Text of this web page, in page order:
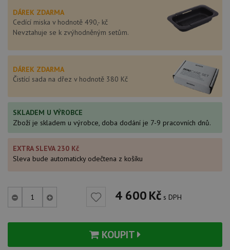
DÁREK ZDARMA
Cedící miska v hodnotě 490,- kč
Nevztahuje se k zvýhodněným setům.
DÁREK ZDARMA
Čistící sada na dřez v hodnotě 380 Kč
SKLADEM U VÝROBCE
Zboží je skladem u výrobce, doba dodání je 7-9 pracovních dnů.
EXTRA SLEVA 230 Kč
Sleva bude automaticky odečtena z košíku
4 600Kč s DPH
KOUPIT